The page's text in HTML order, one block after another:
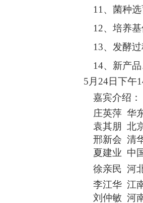
11、菌种
12、培养
13、发酵
14、新产
5月24日下午
嘉宾介绍：
庄英萍 华
袁其朋
北
邢新会 清
夏建业 中
徐亲民 河
李江华 江
刘仲敏 河